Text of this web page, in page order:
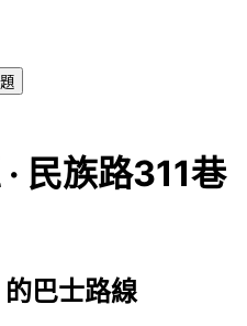
民族路311巷
巴士路線